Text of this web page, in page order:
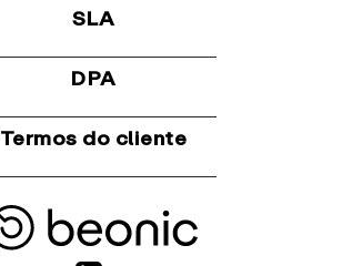
SLA
DPA
Termos do cliente